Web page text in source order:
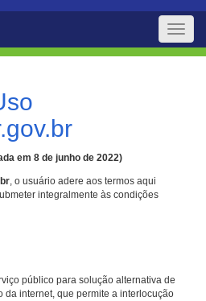
Toggle
em 8 de junho de 2022)
, o usuário adere aos termos aqui
integralmente às condições
público para solução alternativa de
da internet, que permite a interlocução